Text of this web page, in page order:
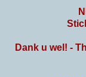
Dank u wel! -